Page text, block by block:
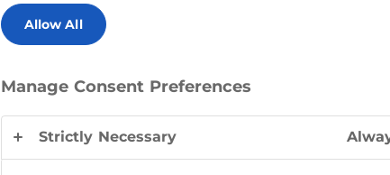
goût
parfait pour
aux salades
sur des
option plus
savourer le
Stelle s'avère
Allow All
Manage Consent Preferences
Strictly Necessary